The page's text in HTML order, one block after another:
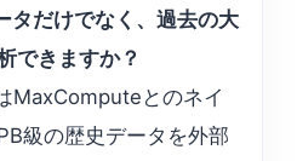
タだけでなく、過去の大
できますか？
MaxComputeとのネイ
級の歴史データを外部